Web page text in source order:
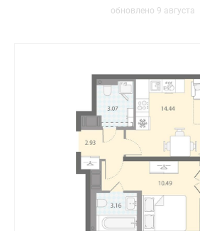
обновлено 9 августа